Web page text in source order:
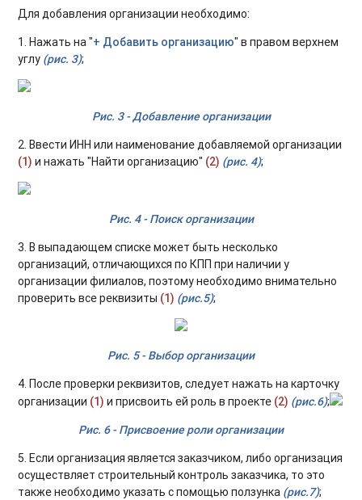
Для добавления организации необходимо:
1. Нажать на "+ Добавить организацию" в правом верхнем
углу (рис. 3);
Рис. 3 - Добавление организации
2. Ввести ИНН или наименование добавляемой организации
(1) и нажать "Найти организацию" (2) (рис. 4);
Рис. 4 - Поиск организации
3. В выпадающем списке может быть несколько
организаций, отличающихся по КПП при наличии у
организации филиалов, поэтому необходимо внимательно
проверить все реквизиты (1) (рис.5);
Рис. 5 - Выбор организации
4. После проверки реквизитов, следует нажать на карточку
организации (1) и присвоить ей роль в проекте (2) (рис.6);
Рис. 6 - Присвоение роли организации
5. Если организация является заказчиком, либо организация
осуществляет строительный контроль заказчика, то это
также необходимо указать с помощью ползунка (рис.7);